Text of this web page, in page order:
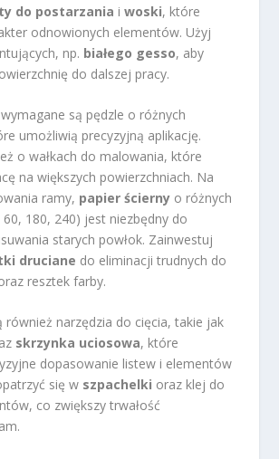
do postarzania iwoski, które
odnowionych elementów. Użyj
np. białego gesso, aby
do dalszej pracy.
są pędzle o różnych
umożliwią precyzyjną aplikację.
o wałkach do malowania, które
na większych powierzchniach. Na
ramy, papier ścierny o różnych
60, 180, 240) jest niezbędny do
starych powłok. Zainwestuj
druciane do eliminacji trudnych do
resztek farby.
również narzędzia do cięcia, takie jak
skrzynka uciosowa, które
dopasowanie listew i elementów
się w szpachelki oraz klej do
co zwiększy trwałość